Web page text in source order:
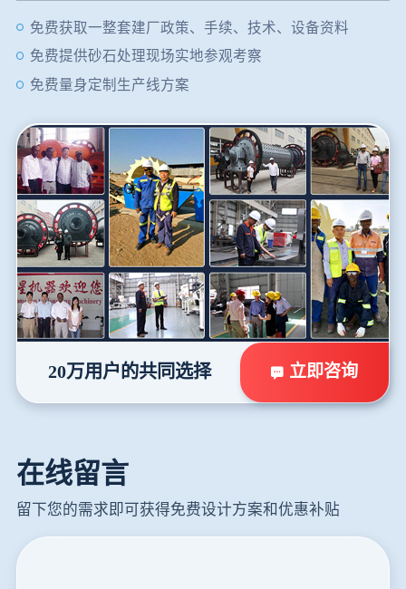
免费获取一整套建厂政策、手续、技术、设备资料
免费提供砂石处理现场实地参观考察
免费量身定制生产线方案
20万用户的共同选择 立即咨询
在线留言
留下您的需求即可获得免费设计方案和优惠补贴